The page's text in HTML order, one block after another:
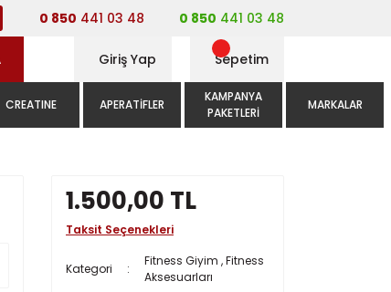
0 850 441 03 48 0 850 441 03 48
Giriş Yap Sepetim
CREATINE APERATIFLER
KAMPANYA
PAKETLERI
MARKALAR
1.500,00 TL
Taksit Seçenekleri
Kategori
Fitness Giyim ,Fitness
Aksesuarları